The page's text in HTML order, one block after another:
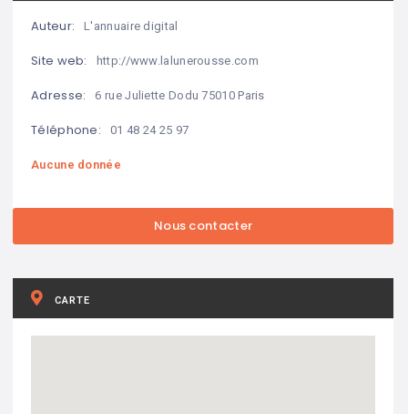
Auteur: L'annuaire digital
Site web: http://www.lalunerousse.com
Adresse: 6 rue Juliette Dodu 75010 Paris
Téléphone: 01 48 24 25 97
Aucune donnée
CARTE